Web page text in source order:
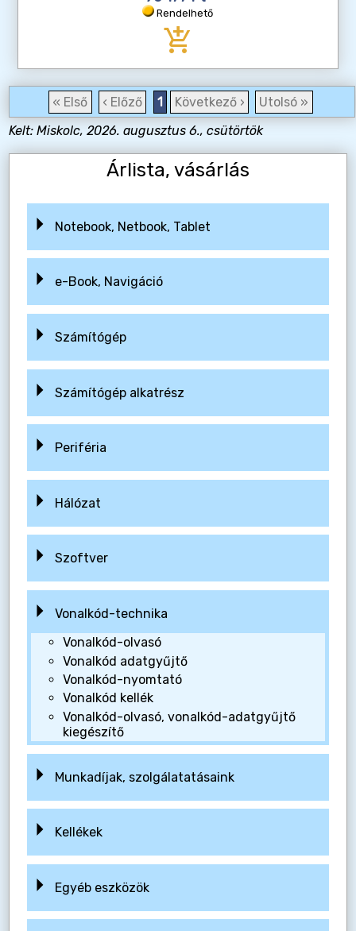
Rendelhető
add_shopping_cart
« Első ‹ Előző 1 Következő ›
Utolsó »
Kelt: Miskolc, 2026. augusztus 6., csütörtök
Árlista, vásárlás
Notebook, Netbook, Tablet
e-Book, Navigáció
Számítógép
Számítógép alkatrész
Periféria
Hálózat
Szoftver
Vonalkód-technika
Vonalkód-olvasó
Vonalkód adatgyűjtő
Vonalkód-nyomtató
Vonalkód kellék
Vonalkód-olvasó, vonalkód-adatgyűjtő
kiegészítő
Munkadíjak, szolgálatatásaink
Kellékek
Egyéb eszközök